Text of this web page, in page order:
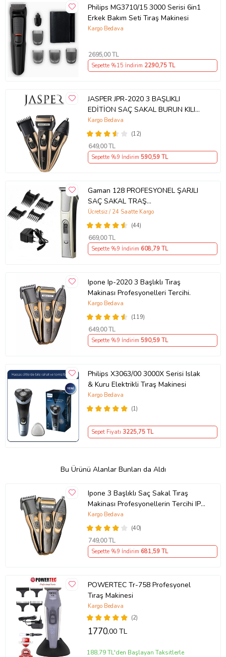
Philips MG3710/15 3000 Serisi 6in1
Erkek Bakım Seti Tıraş Makinesi
Kargo Bedava
2695,00 TL
Sepette %15 İndirim 2290,75 TL
JASPER JPR-2020 3 BAŞLIKLI
EDİTİON SAÇ SAKAL BURUN KILI
ALMA TIRAŞ MAKİNESİ
(12)
Kargo Bedava
649,00 TL
Sepette %9 İndirim 590,59 TL
Gaman 128 PROFESYONEL ŞARJLI
SAÇ SAKAL TRAŞ
MAKİNESİ+BERBER VE KUAFÖR
TERCİHİ+ FIRSAT ÜRÜNÜ !
(44)
Ücretsiz / 24 Saatte Kargo
669,00 TL
Sepette %9 İndirim 608,79 TL
Ipone Ip-2020 3 Başlıklı Tıraş
Makinası Profesyonelleri Tercihi.
(119)
Kargo Bedava
649,00 TL
Sepette %9 İndirim 590,59 TL
Philips X3063/00 3000X Serisi Islak
& Kuru Elektrikli Tıraş Makinesi
(1)
Kargo Bedava
Sepet Fiyatı 3225,75 TL
Bu Ürünü Alanlar Bunları da Aldı
Ipone 3 Başlıklı Saç Sakal Tıraş
Makinası Profesyonellerin Tercihi IP-
2020
(40)
Kargo Bedava
749,00 TL
Sepette %9 İndirim 681,59 TL
POWERTEC Tr-758 Profesyonel
Tıraş Makinesi
(2)
Kargo Bedava
1770,00 TL
188,79 TL'den Başlayan Taksitlerle